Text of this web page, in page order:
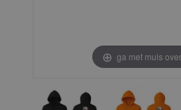
ga met muis